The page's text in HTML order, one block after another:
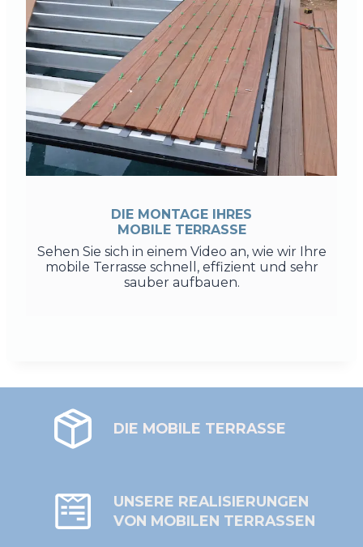
DIE MONTAGE IHRES
MOBILE TERRASSE
Sehen Sie sich in einem Video an, wie wir Ihre
mobile Terrasse schnell, effizient und sehr
sauber aufbauen.
DIE MOBILE TERRASSE
UNSERE REALISIERUNGEN
VON MOBILEN TERRASSEN